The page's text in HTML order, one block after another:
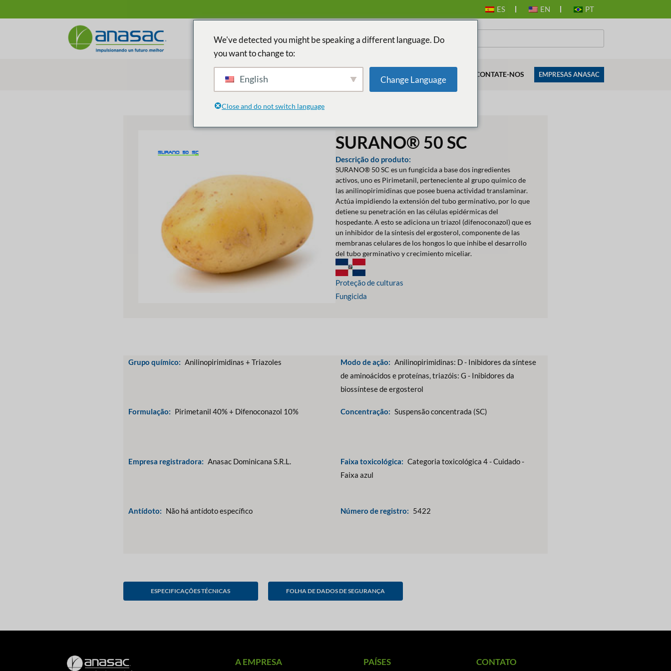
ES EN PT
CONTATE-NOS EMPRESAS ANASAC
SURANO® 50 SC
Descrição do produto:
SURANO® 50 SC es un fungicida a base dos ingredientes
activos, uno es Pirimetanil, perteneciente al grupo químico de
las anilinopirimidinas que posee buena actividad translaminar.
Actúa impidiendo la extensión del tubo germinativo, por lo que
detiene su penetración en las células epidérmicas del
hospedante. A esto se adiciona un triazol (difenoconazol) que es
un inhibidor de la síntesis del ergosterol, componente de las
membranas celulares de los hongos lo que inhibe el desarrollo
del tubo germinativo y crecimiento miceliar.
Proteção de culturas
Fungicida
Grupo químico: Anilinopirimidinas + Triazoles
Formulação: Pirimetanil 40% + Difenoconazol 10%
Empresa registradora: Anasac Dominicana S.R.L.
Antídoto: Não há antídoto específico
Modo de ação: Anilinopirimidinas: D - Inibidores da síntese
de aminoácidos e proteínas, triazóis: G - Inibidores da
biossíntese de ergosterol
Concentração: Suspensão concentrada (SC)
Faixa toxicológica: Categoria toxicológica 4 - Cuidado -
Faixa azul
Número de registro: 5422
ESPECIFICAÇÕES TÉCNICAS FOLHA DE DADOS DE SEGURANÇA
A EMPRESA PAÍSES CONTATO
We've detected you might be speaking a different language. Do
you want to change to:
English Change Language
Close and do not switch language